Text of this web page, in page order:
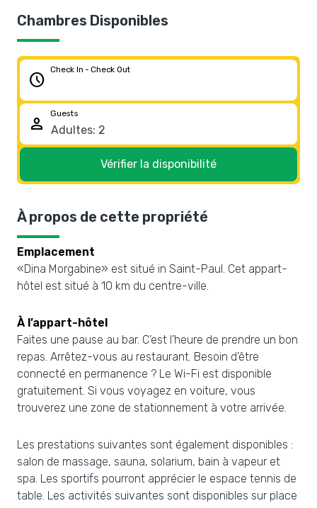
Chambres Disponibles
schedule
Check In - Check Out
person
Guests
Vérifier la disponibilité
À propos de cette propriété
Emplacement
«Dina Morgabine» est situé in Saint-Paul. Cet appart-
hôtel est situé à 10 km du centre-ville.
À l’appart-hôtel
Faites une pause au bar. C’est l’heure de prendre un bon
repas. Arrêtez-vous au restaurant. Besoin d’être
connecté en permanence ? Le Wi-Fi est disponible
gratuitement. Si vous voyagez en voiture, vous
trouverez une zone de stationnement à votre arrivée.
Les prestations suivantes sont également disponibles :
salon de massage, sauna, solarium, bain à vapeur et
spa. Les sportifs pourront apprécier le espace tennis de
table. Les activités suivantes sont disponibles sur place